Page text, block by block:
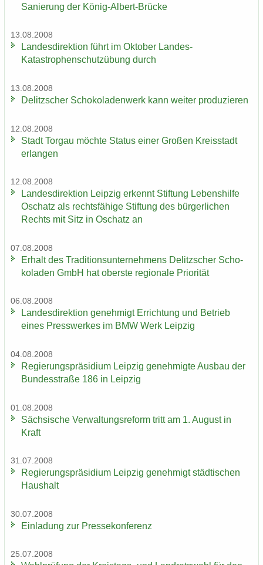
Sa­nie­rung der König-​Albert-Brücke
13.08.2008
Lan­des­di­rek­ti­on führt im Ok­to­ber Landes-​
Katastrophenschutzübung durch
13.08.2008
De­litz­scher Scho­ko­la­den­werk kann wei­ter pro­du­zie­ren
12.08.2008
Stadt Tor­gau möch­te Sta­tus einer Gro­ßen Kreis­stadt
er­lan­gen
12.08.2008
Lan­des­di­rek­ti­on Leip­zig er­kennt Stif­tung Le­bens­hil­fe
Oschatz als rechts­fä­hi­ge Stif­tung des bür­ger­li­chen
Rechts mit Sitz in Oschatz an
07.08.2008
Er­halt des Tra­di­ti­ons­un­ter­neh­mens De­litz­scher Scho­
ko­la­den GmbH hat obers­te re­gio­na­le Prio­ri­tät
06.08.2008
Lan­des­di­rek­ti­on ge­neh­migt Er­rich­tung und Be­trieb
eines Press­wer­kes im BMW Werk Leip­zig
04.08.2008
Re­gie­rungs­prä­si­di­um Leip­zig ge­neh­mig­te Aus­bau der
Bun­des­stra­ße 186 in Leip­zig
01.08.2008
Säch­si­sche Ver­wal­tungs­re­form tritt am 1. Au­gust in
Kraft
31.07.2008
Re­gie­rungs­prä­si­di­um Leip­zig ge­neh­migt städ­ti­schen
Haus­halt
30.07.2008
Ein­la­dung zur Pres­se­kon­fe­renz
25.07.2008